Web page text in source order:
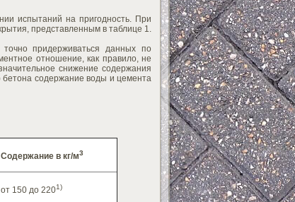
испытаний на пригодность. При
представленным в таблице 1.
придерживаться данных по
отношение, как правило, не
снижение содержания
бетона содержание воды и цемента
Содержание в кг/м3
от 150 до 2201)